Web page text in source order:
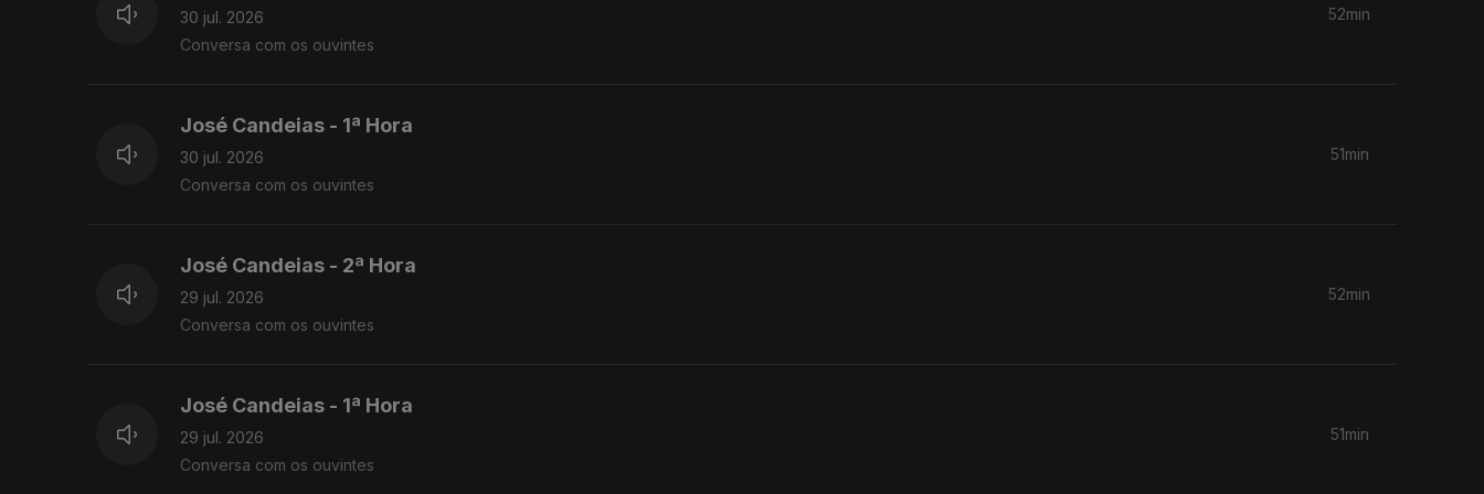
30 jul. 2026
Conversa com os ouvintes
52min
José Candeias - 1ª Hora
30 jul. 2026
Conversa com os ouvintes
51min
José Candeias - 2ª Hora
29 jul. 2026
Conversa com os ouvintes
52min
José Candeias - 1ª Hora
29 jul. 2026
Conversa com os ouvintes
51min